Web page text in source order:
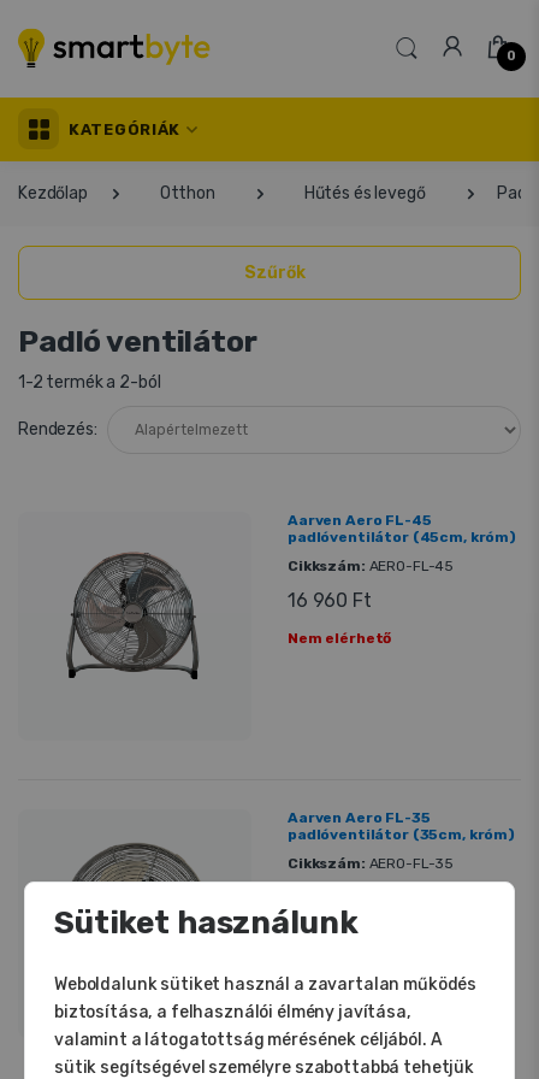
0
KATEGÓRIÁK
Kezdőlap Otthon Hűtés és levegő
Szűrők
Padló ventilátor
1-2 termék a 2-ból
Rendezés:
Aarven Aero FL-45
padlóventilátor (45cm, króm)
Cikkszám: AERO-FL-45
16 960 Ft
Nem elérhető
Aarven Aero FL-35
padlóventilátor (35cm, króm)
Cikkszám: AERO-FL-35
Nem elérhető
Sütiket használunk
Weboldalunk sütiket használ a zavartalan működés
biztosítása, a felhasználói élmény javítása,
valamint a látogatottság mérésének céljából. A
sütik segítségével személyre szabottabbá tehetjük